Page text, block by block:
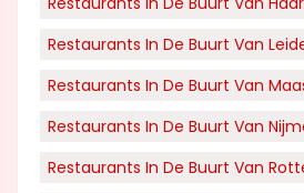
Restaurants In De Buurt Van
Restaurants In De Buurt Van
Restaurants In De Buurt Van
Restaurants In De Buurt Van